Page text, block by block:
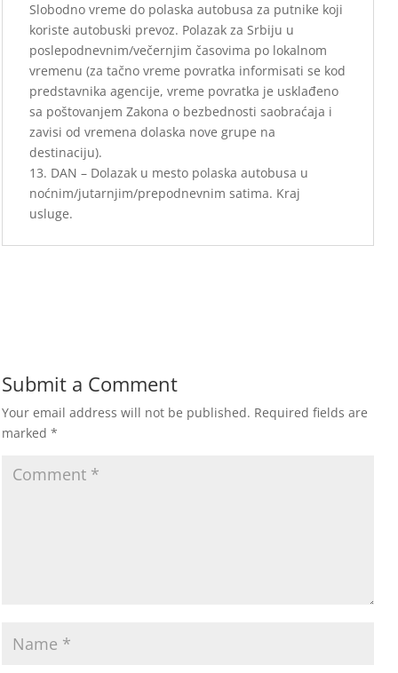
Slobodno vreme do polaska autobusa za putnike koji
koriste autobuski prevoz. Polazak za Srbiju u
poslepodnevnim/večernjim časovima po lokalnom
vremenu (za tačno vreme povratka informisati se kod
predstavnika agencije, vreme povratka je usklađeno
sa poštovanjem Zakona o bezbednosti saobraćaja i
zavisi od vremena dolaska nove grupe na
destinaciju).
13. DAN – Dolazak u mesto polaska autobusa u
noćnim/jutarnjim/prepodnevnim satima. Kraj
usluge.
Submit a Comment
Your email address will not be published. Required fields are
marked *